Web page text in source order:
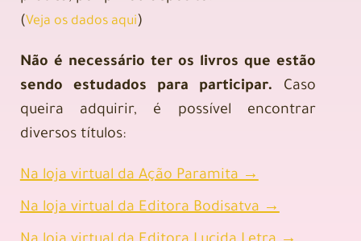
(Veja os dados aqui)
Não é necessário ter os livros que estão
sendo estudados para participar. Caso
queira adquirir, é possível encontrar
diversos títulos:
Na loja virtual da Ação Paramita →
Na loja virtual da Editora Bodisatva →